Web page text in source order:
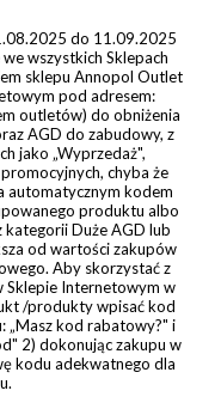
do 11.09.2025
wszystkich Sklepach
sklepu Annopol Outlet
pod adresem:
outletów) do obniżenia
AGD do zabudowy, z
jako „Wyprzedaż",
chyba że
automatycznym kodem
produktu albo
kategorii Duże AGD lub
od wartości zakupów
Aby skorzystać z
Sklepie Internetowym w
/produkty wpisać kod
„Masz kod rabatowy?" i
2) dokonując zakupu w
kodu adekwatnego dla